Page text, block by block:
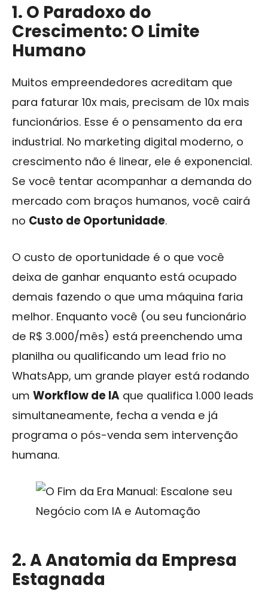
1. O Paradoxo do
Crescimento: O Limite
Humano
Muitos empreendedores acreditam que
para faturar 10x mais, precisam de 10x mais
funcionários. Esse é o pensamento da era
industrial. No marketing digital moderno, o
crescimento não é linear, ele é exponencial.
Se você tentar acompanhar a demanda do
mercado com braços humanos, você cairá
no Custo de Oportunidade.
O custo de oportunidade é o que você
deixa de ganhar enquanto está ocupado
demais fazendo o que uma máquina faria
melhor. Enquanto você (ou seu funcionário
de R$ 3.000/mês) está preenchendo uma
planilha ou qualificando um lead frio no
WhatsApp, um grande player está rodando
um Workflow de IA que qualifica 1.000 leads
simultaneamente, fecha a venda e já
programa o pós-venda sem intervenção
humana.
2. A Anatomia da Empresa
Estagnada